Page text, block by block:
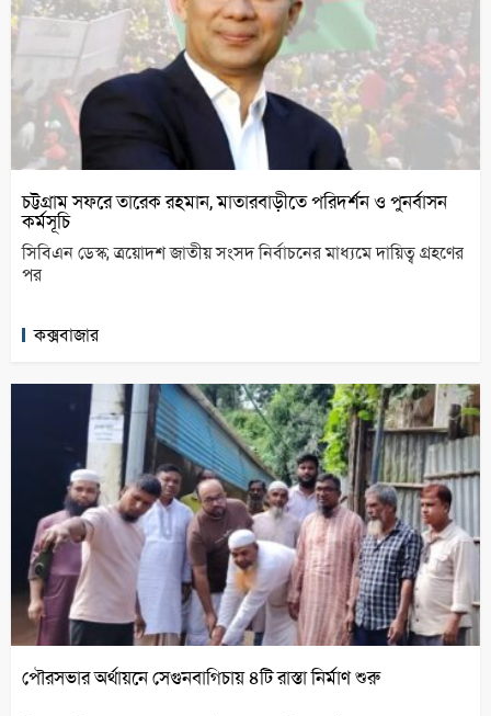
চট্টগ্রাম সফরে তারেক রহমান, মাতারবাড়ীতে পরিদর্শন ও পুনর্বাসন
কর্মসূচি
সিবিএন ডেস্ক; ত্রয়োদশ জাতীয় সংসদ নির্বাচনের মাধ্যমে দায়িত্ব গ্রহণের
পর
কক্সবাজার
পৌরসভার অর্থায়নে সেগুনবাগিচায় ৪টি রাস্তা নির্মাণ শুরু